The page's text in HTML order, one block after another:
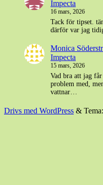
Impecta
16 mars, 2026
Tack för tipset.
därför var jag
Monica
Impecta
15 mars, 2026
Vad bra att jag
problem med,
vattnar…
Drivs med WordPress &